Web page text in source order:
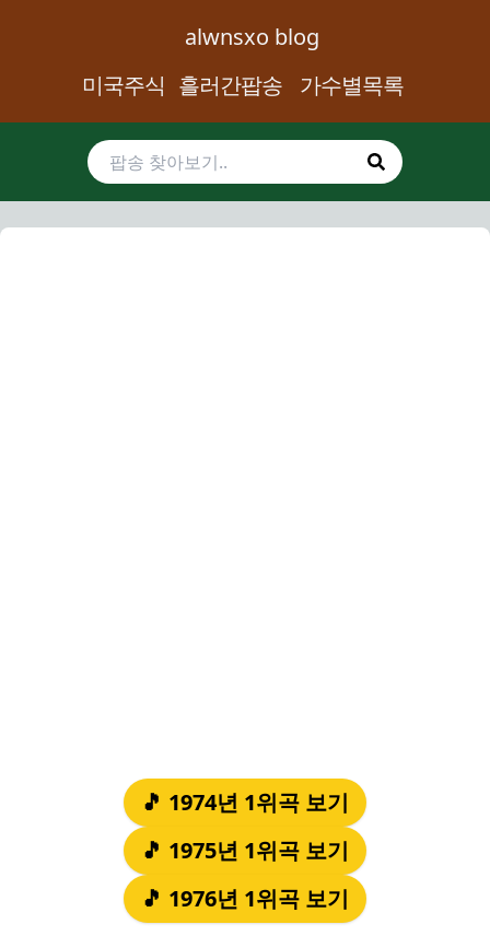
alwnsxo blog
미국주식 흘러간팝송 가수별목록
🎵 1974년 1위곡 보기
🎵 1975년 1위곡 보기
🎵 1976년 1위곡 보기